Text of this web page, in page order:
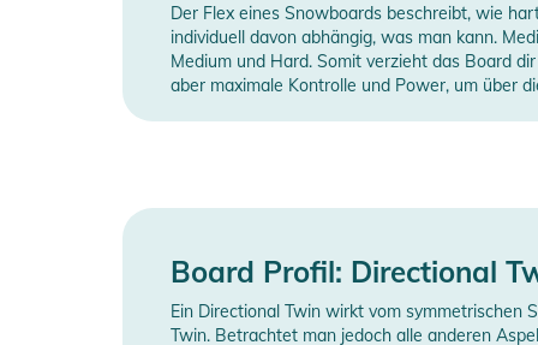
Der Flex eines Snowboards beschreibt, wie
individuell davon abhängig, was man kann.
Medium und Hard. Somit verzieht das Board
aber maximale Kontrolle und Power, um über
Board Profil: Directional
Ein Directional Twin wirkt vom symmetrischen
Twin. Betrachtet man jedoch alle anderen